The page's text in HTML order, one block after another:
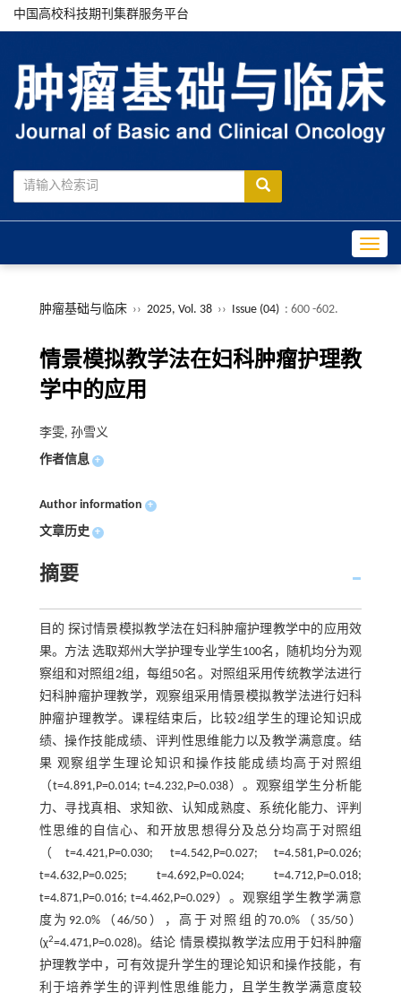
中国高校科技期刊集群服务平台
肿瘤基础与临床 ›› 2025, Vol. 38 ›› Issue (04) : 600 -602.
情景模拟教学法在妇科肿瘤护理教
学中的应用
李雯, 孙雪义
作者信息 +
Author information +
文章历史 +
摘要
目的 探讨情景模拟教学法在妇科肿瘤护理教学中的应用效
果。方法 选取郑州大学护理专业学生100名，随机均分为观
察组和对照组2组，每组50名。对照组采用传统教学法进行
妇科肿瘤护理教学，观察组采用情景模拟教学法进行妇科
肿瘤护理教学。课程结束后，比较2组学生的理论知识成
绩、操作技能成绩、评判性思维能力以及教学满意度。结
果 观察组学生理论知识和操作技能成绩均高于对照组
（t=4.891,P=0.014; t=4.232,P=0.038）。观察组学生分析能
力、寻找真相、求知欲、认知成熟度、系统化能力、评判
性思维的自信心、和开放思想得分及总分均高于对照组
（t=4.421,P=0.030; t=4.542,P=0.027; t=4.581,P=0.026;
t=4.632,P=0.025; t=4.692,P=0.024; t=4.712,P=0.018;
t=4.871,P=0.016; t=4.462,P=0.029）。观察组学生教学满意
度为92.0%（46/50），高于对照组的70.0%（35/50）
(χ2=4.471,P=0.028)。结论 情景模拟教学法应用于妇科肿瘤
护理教学中，可有效提升学生的理论知识和操作技能，有
利于培养学生的评判性思维能力，且学生教学满意度较